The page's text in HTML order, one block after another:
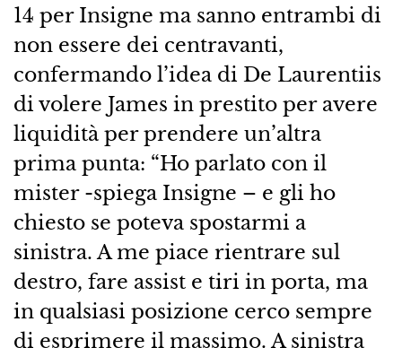
14 per Insigne ma sanno entrambi di
non essere dei centravanti,
confermando l’idea di De Laurentiis
di volere James in prestito per avere
liquidità per prendere un’altra
prima punta: “Ho parlato con il
mister -spiega Insigne – e gli ho
chiesto se poteva spostarmi a
sinistra. A me piace rientrare sul
destro, fare assist e tiri in porta, ma
in qualsiasi posizione cerco sempre
di esprimere il massimo. A sinistra